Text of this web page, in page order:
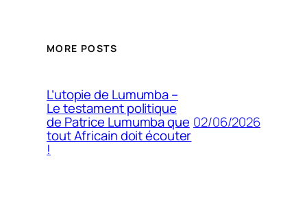
MORE POSTS
L’utopie de Lumumba –
Le testament politique
de Patrice Lumumba que
tout Africain doit écouter
!
02/06/2026